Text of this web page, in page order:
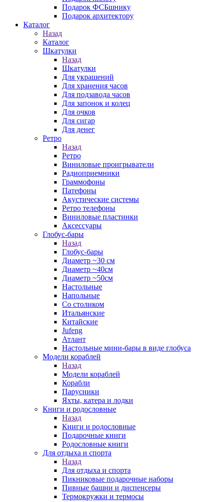
Подарок ФСБшнику
Подарок архитектору
Каталог
Назад
Каталог
Шкатулки
Назад
Шкатулки
Для украшений
Для хранения часов
Для подзавода часов
Для запонок и колец
Для очков
Для сигар
Для денег
Ретро
Назад
Ретро
Виниловые проигрыватели
Радиоприемники
Граммофоны
Патефоны
Акустические системы
Ретро телефоны
Виниловые пластинки
Аксессуары
Глобус-бары
Назад
Глобус-бары
Диаметр ~30 см
Диаметр ~40см
Диаметр ~50см
Настольные
Напольные
Со столиком
Итальянские
Китайские
Jufeng
Атлант
Настольные мини-бары в виде глобуса
Модели кораблей
Назад
Модели кораблей
Корабли
Парусники
Яхты, катера и лодки
Книги и родословные
Назад
Книги и родословные
Подарочные книги
Родословные книги
Для отдыха и спорта
Назад
Для отдыха и спорта
Пикниковые подарочные наборы
Пивные башни и диспенсеры
Термокружки и термосы